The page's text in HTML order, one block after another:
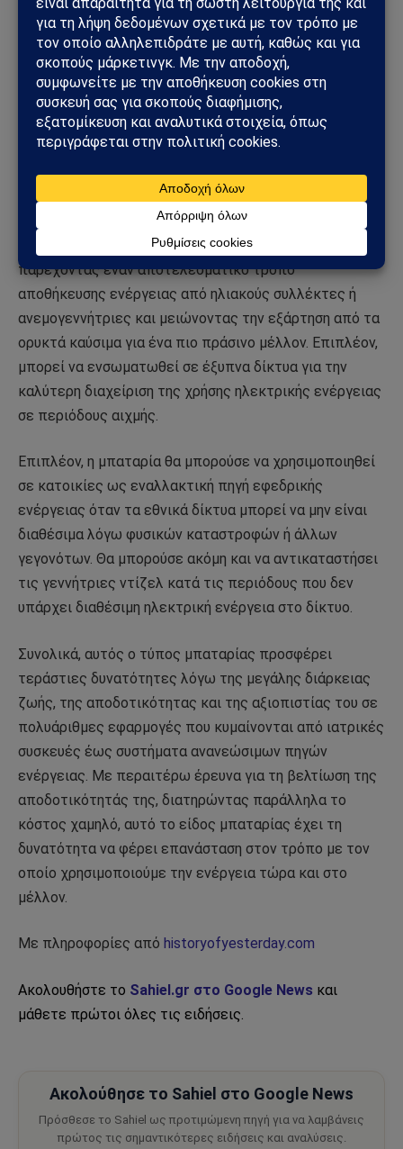
οικονομική, καθώς και πιο ανθεκτική και ασφαλή. Οι
επιστήμονες ερευνούν νέα υλικά που μπορούν να
προσφέρουν μεγαλύτερη αποθηκευτική ικανότητα από
τα συμβατικά, επιτρέποντας μπαταρίες μεγαλύτερης
διάρκειας με λιγότερους κύκλους φόρτισης. Αυτό θα
μπορούσε να είναι πολύ χρήσιμο σε ιατρικές συσκευές
ή ηλεκτρικά οχήματα, όπου η φορητότητα και η
αξιοπιστία είναι απαραίτητες.
Αυτή η μπαταρία έχει επίσης πιθανές εφαρμογές σε
συστήματα ανανεώσιμων πηγών ενέργειας,
παρέχοντας έναν αποτελεσματικό τρόπο
αποθήκευσης ενέργειας από ηλιακούς συλλέκτες ή
ανεμογεννήτριες και μειώνοντας την εξάρτηση από τα
ορυκτά καύσιμα για ένα πιο πράσινο μέλλον. Επιπλέον,
μπορεί να ενσωματωθεί σε έξυπνα δίκτυα για την
καλύτερη διαχείριση της χρήσης ηλεκτρικής ενέργειας
σε περιόδους αιχμής.
Επιπλέον, η μπαταρία θα μπορούσε να χρησιμοποιηθεί
σε κατοικίες ως εναλλακτική πηγή εφεδρικής
ενέργειας όταν τα εθνικά δίκτυα μπορεί να μην είναι
διαθέσιμα λόγω φυσικών καταστροφών ή άλλων
γεγονότων. Θα μπορούσε ακόμη και να αντικαταστήσει
τις γεννήτριες ντίζελ κατά τις περιόδους που δεν
υπάρχει διαθέσιμη ηλεκτρική ενέργεια στο δίκτυο.
Συνολικά, αυτός ο τύπος μπαταρίας προσφέρει
τεράστιες δυνατότητες λόγω της μεγάλης διάρκειας
ζωής, της αποδοτικότητας και της αξιοπιστίας του σε
πολυάριθμες εφαρμογές που κυμαίνονται από ιατρικές
συσκευές έως συστήματα ανανεώσιμων πηγών
ενέργειας. Με περαιτέρω έρευνα για τη βελτίωση της
αποδοτικότητάς της, διατηρώντας παράλληλα το
κόστος χαμηλό, αυτό το είδος μπαταρίας έχει τη
δυνατότητα να φέρει επανάσταση στον τρόπο με τον
οποίο χρησιμοποιούμε την ενέργεια τώρα και στο
μέλλον.
Με πληροφορίες από historyofyesterday.com
Ακολουθήστε το Sahiel.gr στο Google News και
μάθετε πρώτοι όλες τις ειδήσεις.
Ακολούθησε το Sahiel στο Google News
Πρόσθεσε το Sahiel ως προτιμώμενη πηγή για να λαμβάνεις
πρώτος τις σημαντικότερες ειδήσεις και αναλύσεις.